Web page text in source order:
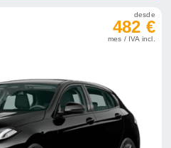
desde
482 €
mes / IVA incl.